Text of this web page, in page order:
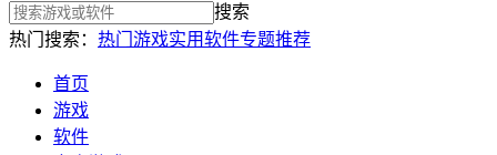
搜索
热门搜索： 热门游戏实用软件专题推荐
首页
游戏
软件